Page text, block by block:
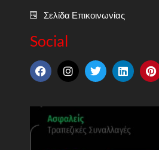
Σελίδα Επικοινωνίας
Social